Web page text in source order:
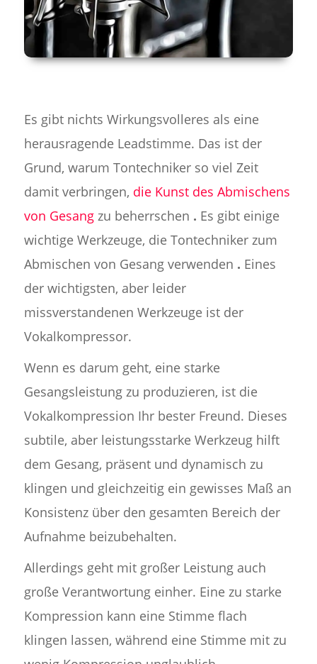
Es gibt nichts Wirkungsvolleres als eine
herausragende Leadstimme. Das ist der
Grund, warum Tontechniker so viel Zeit
damit verbringen, die Kunst des Abmischens
von Gesangzu beherrschen . Es gibt einige
wichtige Werkzeuge, die Tontechniker zum
Abmischen von Gesang verwenden . Eines
der wichtigsten, aber leider
missverstandenen Werkzeuge ist der
Vokalkompressor.
Wenn es darum geht, eine starke
Gesangsleistung zu produzieren, ist die
Vokalkompression Ihr bester Freund. Dieses
subtile, aber leistungsstarke Werkzeug hilft
dem Gesang, präsent und dynamisch zu
klingen und gleichzeitig ein gewisses Maß an
Konsistenz über den gesamten Bereich der
Aufnahme beizubehalten.
Allerdings geht mit großer Leistung auch
große Verantwortung einher. Eine zu starke
Kompression kann eine Stimme flach
klingen lassen, während eine Stimme mit zu